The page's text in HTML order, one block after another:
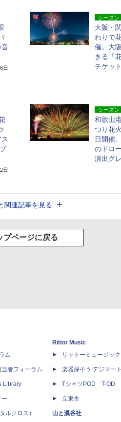
音
日
シーズン
大阪・
わりで
催。大
きる「
チケッ
日
シーズン
和歌山
つり花
日開催
のドロ
演出グ
関連記事を見る
プページに戻る
ム
者フォーラム
Library
ー
ルクロス）
Rittor Music
リットーミュージック
楽器探そう!デジマート
TシャツPOD T-OD
立東舎
山と溪谷社